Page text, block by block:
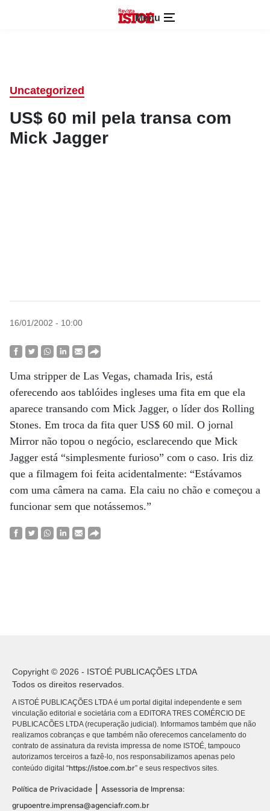
Menu
Uncategorized
US$ 60 mil pela transa com
Mick Jagger
16/01/2002 - 10:00
Uma stripper de Las Vegas, chamada Iris, está
oferecendo aos tablóides ingleses uma fita em que ela
aparece transando com Mick Jagger, o líder dos Rolling
Stones. Em troca da fita quer US$ 60 mil. O jornal
Mirror não topou o negócio, esclarecendo que Mick
Jagger está “simplesmente furioso” com o caso. Iris diz
que a filmagem foi feita acidentalmente: “Estávamos
com uma câmera na cama. Ela caiu no chão e começou a
funcionar sem que notássemos.”
Copyright © 2026 - ISTOÉ PUBLICAÇÕES LTDA
Todos os direitos reservados.
A ISTOÉ PUBLICAÇÕES LTDA é um portal digital independente e sem
vinculação editorial e societária com a EDITORA TRES COMÉRCIO DE
PUBLICACÕES LTDA (recuperação judicial). Informamos também que não
realizamos cobranças e que também não oferecemos cancelamento do
contrato de assinatura da revista impressa de nome ISTOÉ, tampouco
autorizamos terceiros a fazê-lo, nos responsabilizamos apenas pelo
conteúdo digital “https://istoe.com.br” e seus respectivos sites.
Política de Privacidade
Assessoria de Imprensa:
grupoentre.imprensa@agenciafr.com.br